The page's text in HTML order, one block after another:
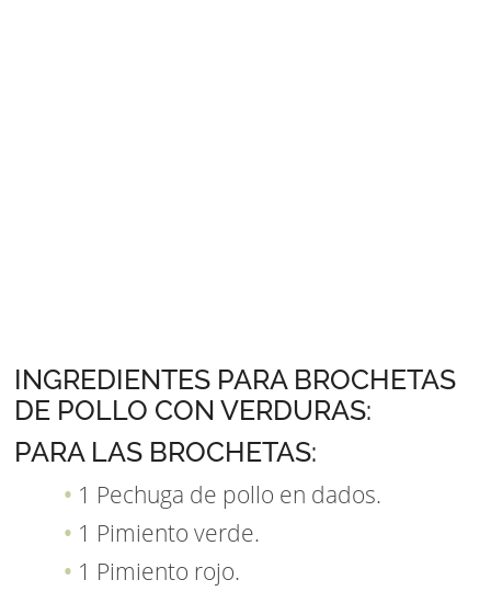
INGREDIENTES PARA BROCHETAS
DE POLLO CON VERDURAS:
PARA LAS BROCHETAS:
1 Pechuga de pollo en dados.
1 Pimiento verde.
1 Pimiento rojo.